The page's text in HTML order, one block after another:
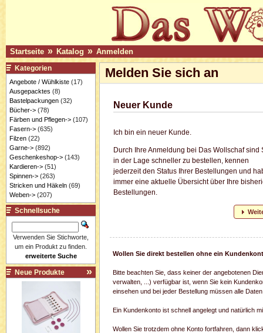
Startseite » Katalog » Anmelden
Melden Sie sich an
Neuer Kunde
Ich bin ein neuer Kunde.
Durch Ihre Anmeldung bei Das Wollschaf sind
in der Lage schneller zu bestellen, kennen
jederzeit den Status Ihrer Bestellungen und
immer eine aktuelle Übersicht über Ihre
Bestellungen.
Wollen Sie direkt bestellen ohne ein
Bitte beachten Sie, dass keiner der angebotenen
verwalten, ...) verfügbar ist, wenn Sie kein
einsehen und bei jeder Bestellung müssen alle
Ein Kundenkonto ist schnell angelegt und natürlich
Wollen Sie trotzdem ohne Konto fortfahren, dann
Kategorien
Angebote / Wühlkiste(17)
Ausgepacktes (8)
Bastelpackungen(32)
Bücher->(78)
Färben und Pflegen->(107)
Fasern->(635)
Filzen(22)
Garne->(892)
Geschenkeshop->(143)
Kardieren->(51)
Spinnen->(263)
Stricken und Häkeln(69)
Weben->(207)
Schnellsuche
Verwenden Sie Stichworte,
um ein Produkt zu finden.
erweiterte Suche
Neue Produkte